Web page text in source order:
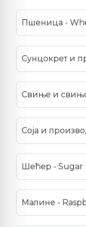
Пшеница -
Сунцокрет и
Свиње и
Соја и
Шећер - Sugar
Малине -